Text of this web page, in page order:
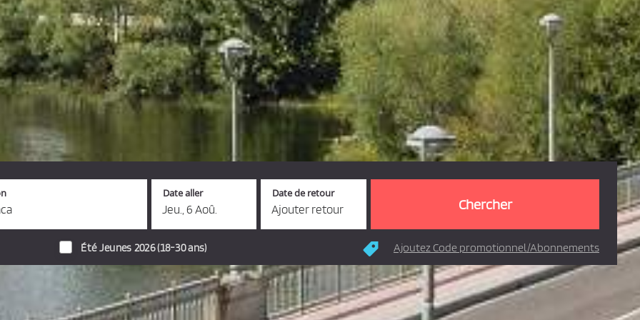
Date aller
Jeu., 6 Aoû.
Date de retour
Ajouter retour
Été Jeunes 2026 (18-30 ans) Ajoutez Code promotionnel/Abonnements